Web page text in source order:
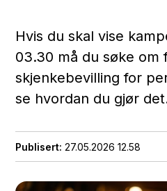
Hvis du skal vise
03.30 må du søke om
skjenkebevilling for
se hvordan du gjør
Publisert 27.05.2026 12.58